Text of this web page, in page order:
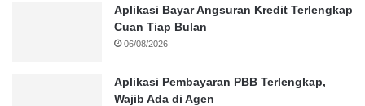
Aplikasi Bayar Angsuran Kredit Terlengkap
Cuan Tiap Bulan
06/08/2026
Aplikasi Pembayaran PBB Terlengkap,
Wajib Ada di Agen